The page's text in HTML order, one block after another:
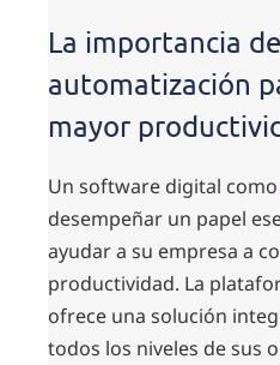
La importancia
automatización
mayor
Un software digital como
desempeñar un papel
ayudar a su empresa a
productividad. La
ofrece una solución
todos los niveles de sus